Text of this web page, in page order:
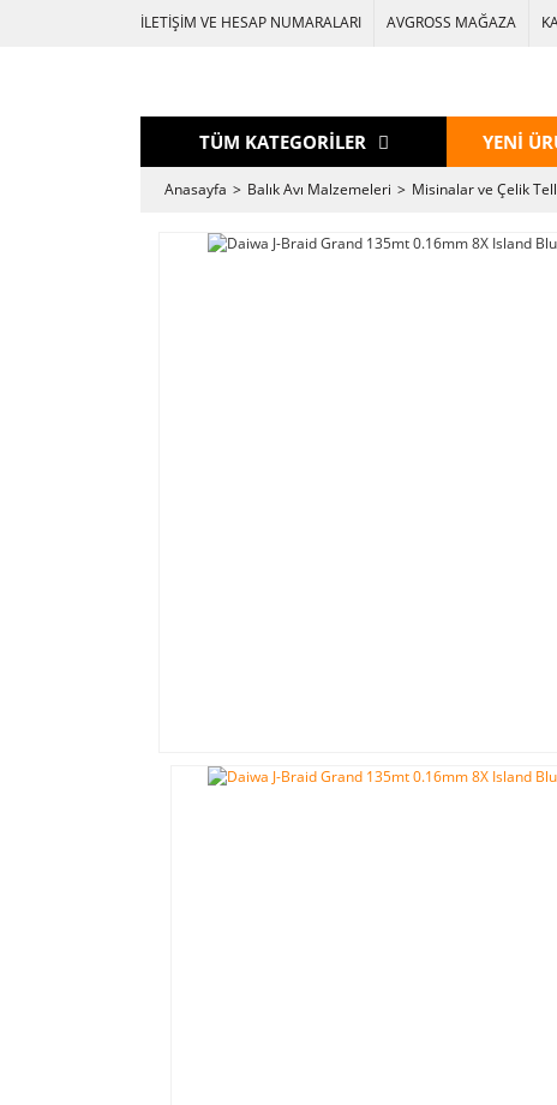
İLETİŞİM VE HESAP NUMARALARI AVGROSS MAĞAZA
TÜM KATEGORİLER YENİ
Anasayfa Balık Avı Malzemeleri Misinalar ve Çelik